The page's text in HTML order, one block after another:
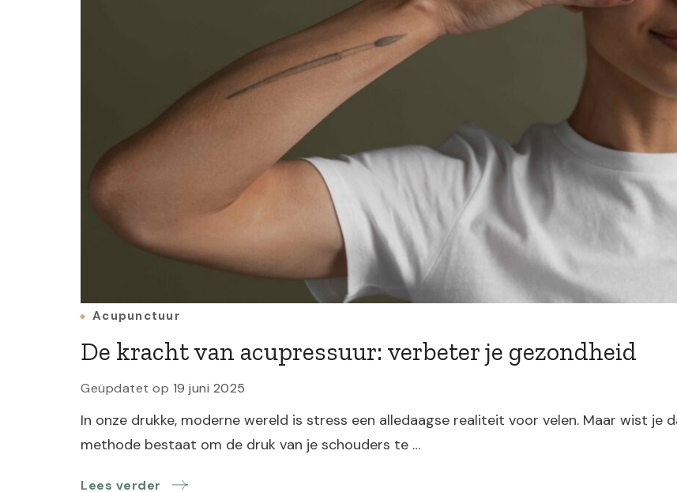
Acupunctuur
De kracht van acupressuur: verbeter je gezondheid
Geüpdatet op 19 juni 2025
In onze drukke, moderne wereld is stress een alledaagse realiteit voor velen. Maar wist je
methode bestaat om de druk van je schouders te …
Lees verder